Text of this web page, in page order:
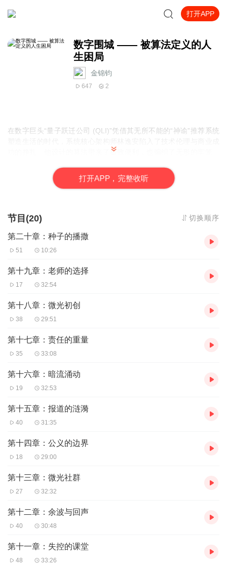
打开APP
数字围城 —— 被算法定义的人
生困局
金锦钧
647 2
在数字巨头“量子跃迁公司 (QLI)”凭借其无所不能的“神谕”推荐系统
功的挣扎。他设计的算法带来了极致便利，也编织了无形的牢笼。
生个性的压抑，开始反思技术的边界。两条看似无关的线索意外交
汇，林逸安、马克与聪慧的学生艾米、神秘黑客老猫、良知学者伊
探讨在冰冷的数字围城中，人性微光何存。
打开APP，完整收听
节目(20) 切换顺序
第二十章：种子的播撒
51 10:26
第十九章：老师的选择
17 32:54
第十八章：微光初创
38 29:51
第十七章：责任的重量
35 33:08
第十六章：暗流涌动
19 32:53
第十五章：报道的涟漪
40 31:35
第十四章：公义的边界
18 29:00
第十三章：微光社群
27 32:32
第十二章：余波与回声
40 30:48
第十一章：失控的课堂
48 33:26